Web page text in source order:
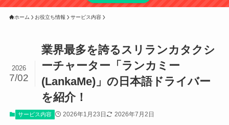
ホーム お役立ち情報 サービス内容
業界最多を誇るスリランカタクシ
ーチャーター「ランカミー
(LankaMe)」の日本語ドライバー
を紹介！
2026
7/02
サービス内容 2026年1月23日 2026年7月2日